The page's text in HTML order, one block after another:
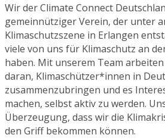
Wir der Climate Connect
gemeinnütziger Verein, der unter
Klimaschutzszene in Erlangen
viele von uns für Klimaschutz an
haben. Mit unserem Team
daran, Klimaschützer*innen in
zusammenzubringen und es
machen, selbst aktiv zu werden.
Überzeugung, dass wir die
den Griff bekommen können.